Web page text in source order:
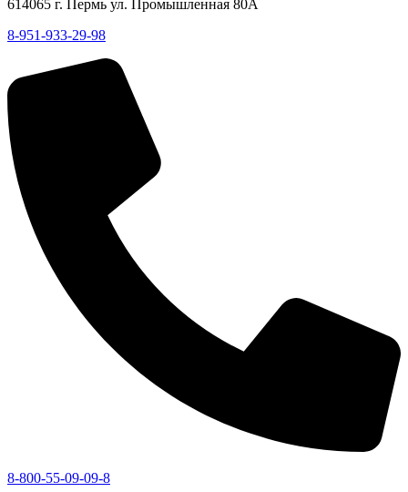
614065 г. Пермь ул. Промышленная 80А
8-951-933-29-98
8-800-55-09-09-8